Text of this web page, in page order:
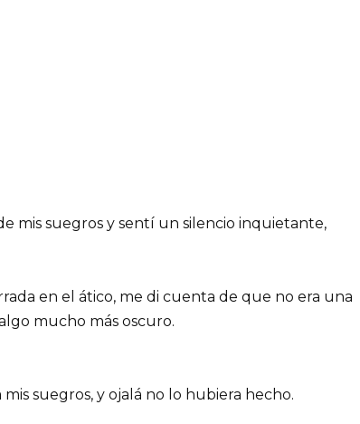
mis suegros y sentí un silencio inquietante,
en el ático, me di cuenta de que no era una
mucho más oscuro.
suegros, y ojalá no lo hubiera hecho.